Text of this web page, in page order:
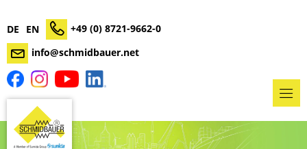
DE EN
+49 (0) 8721-9662-0
info@schmidbauer.net